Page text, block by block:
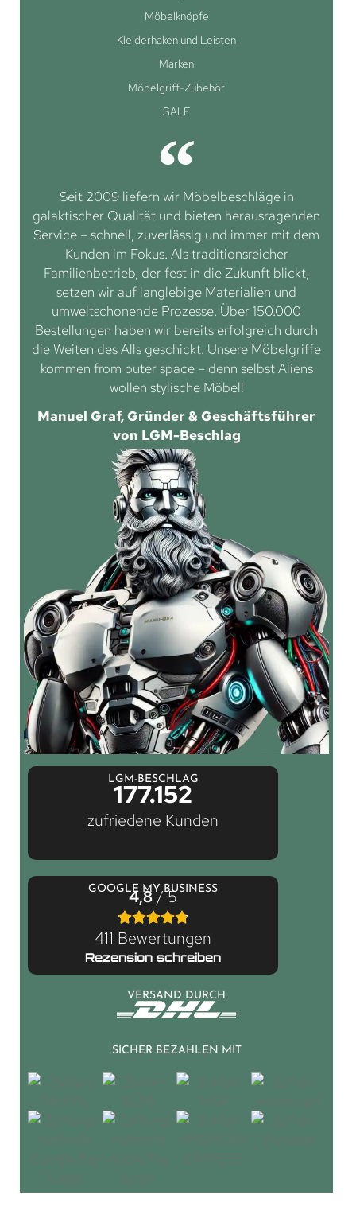
Möbelknöpfe
Kleiderhaken und Leisten
Marken
Möbelgriff-Zubehör
SALE
Seit 2009 liefern wir Möbelbeschläge in
galaktischer Qualität und bieten herausragenden
Service – schnell, zuverlässig und immer mit dem
Kunden im Fokus. Als traditionsreicher
Familienbetrieb, der fest in die Zukunft blickt,
setzen wir auf langlebige Materialien und
umweltschonende Prozesse. Über 150.000
Bestellungen haben wir bereits erfolgreich durch
die Weiten des Alls geschickt. Unsere Möbelgriffe
kommen from outer space – denn selbst Aliens
wollen stylische Möbel!
Manuel Graf, Gründer & Geschäftsführer
von LGM-Beschlag
LGM-BESCHLAG
177.152
zufriedene Kunden
GOOGLE MY BUSINESS
4,8/ 5
411 Bewertungen
Rezension schreiben
VERSAND DURCH
SICHER BEZAHLEN MIT